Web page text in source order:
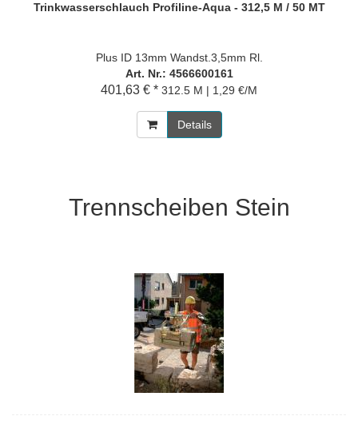
Trinkwasserschlauch Profiline-Aqua - 312,5 M / 50 MT
Plus ID 13mm Wandst.3,5mm Rl.
Art. Nr.: 4566600161
401,63 € * 312.5 M | 1,29 €/M
Details
Trennscheiben Stein